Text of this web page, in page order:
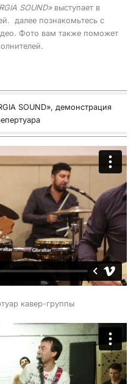
SOUND»выступает в
далее познакомьтесь с
Фото вам также поможет
SOUND», демонстрация
кавер-группы